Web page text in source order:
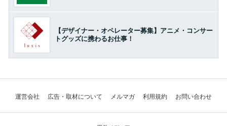
【デザイナー・オペレーター募集】アニメ・コンサー
トグッズに携わるお仕事！
運営会社 広告・取材について メルマガ 利用規約 お問い合わせ